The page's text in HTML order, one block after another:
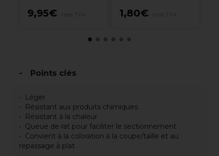
9,95€ 1,80€
Points clés
Léger
Résistant aux produits chimiques
Résistant à la chaleur
Queue de rat pour faciliter le sectionnement
Convient à la coloration à la coupe/taille et au
repassage à plat